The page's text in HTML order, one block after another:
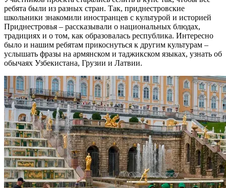
ребята были из разных стран. Так, приднестровские
школьники знакомили иностранцев с культурой и историей
Приднестровья – рассказывали о национальных блюдах,
традициях и о том, как образовалась республика. Интересно
было и нашим ребятам прикоснуться к другим культурам –
услышать фразы на армянском и таджикском языках, узнать об
обычаях Узбекистана, Грузии и Латвии.